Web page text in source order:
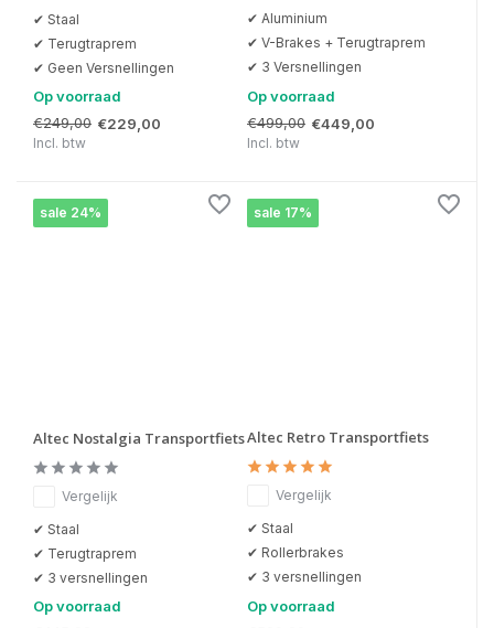
✔ Staal
✔ Terugtraprem
✔ Geen Versnellingen
Op voorraad
€249,00 €229,00
Incl. btw
✔ Aluminium
✔ V-Brakes + Terugtraprem
✔ 3 Versnellingen
Op voorraad
€499,00 €449,00
Incl. btw
sale 24%
Altec Nostalgia Transportfiets
Vergelijk
✔ Staal
✔ Terugtraprem
✔ 3 versnellingen
Op voorraad
sale 17%
Altec Retro Transportfiets
Vergelijk
✔ Staal
✔ Rollerbrakes
✔ 3 versnellingen
Op voorraad